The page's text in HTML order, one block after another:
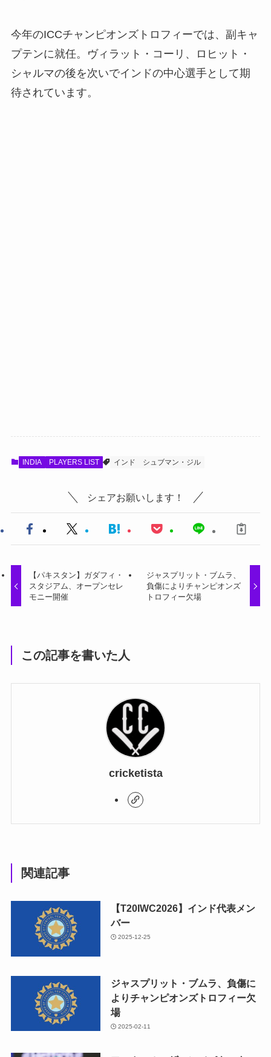
今年のICCチャンピオンズトロフィーでは、副キャ
プテンに就任。ヴィラット・コーリ、ロヒット・
シャルマの後を次いでインドの中心選手として期
待されています。
INDIA PLAYERS LIST インド シュブマン・ジル
シェアお願いします！
【パキスタン】ガダフィ・
スタジアム、オープンセレ
モニー開催
ジャスプリット・ブムラ、
負傷によりチャンピオンズ
トロフィー欠場
この記事を書いた人
cricketista
関連記事
【T20IWC2026】インド代表メン
バー
2025-12-25
ジャスプリット・ブムラ、負傷に
よりチャンピオンズトロフィー欠
場
2025-02-11